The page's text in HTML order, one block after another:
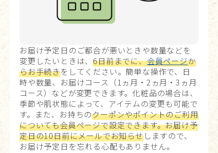
お届け予定日のご都合が悪いときや数量などを
変更したいときは、6日前までに、会員ページか
らお手続きをしてください。簡単な操作で、日
時や数量、お届けコース（1ヵ月・2ヵ月・3ヵ月
コース）などが変更できます。化粧品の場合は、
季節や肌状態によって、アイテムの変更も可能で
す。また、お持ちのクーポンやポイントのご利用
についても会員ページで設定できます。お届け予
定日の10日前にメールでお知らせしますので、
お届け予定日を忘れる心配もありません。